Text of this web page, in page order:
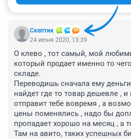
Скептик
24 июня 2020, 13:39
О клево , тот самый, мой
который продает именно то
складе.
Переводишь сначала ему
найдет где то товар дешевле ,
отправит тебе вовремя , а
цены поменялись , надо бы
пропадает хорошо на месяц , а
Там на авито, таких успешных